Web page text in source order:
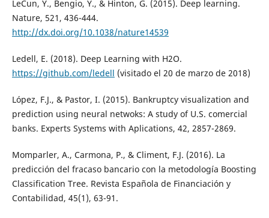
LeCun, Y., Bengio, Y., & Hinton, G. (2015). Deep learning.
Nature, 521, 436-444.
http://dx.doi.org/10.1038/nature14539
Ledell, E. (2018). Deep Learning with H2O.
https://github.com/ledell (visitado el 20 de marzo de 2018)
López, F.J., & Pastor, I. (2015). Bankruptcy visualization and
prediction using neural netwoks: A study of U.S. comercial
banks. Experts Systems with Aplications, 42, 2857-2869.
Momparler, A., Carmona, P., & Climent, F.J. (2016). La
predicción del fracaso bancario con la metodología Boosting
Classification Tree. Revista Española de Financiación y
Contabilidad, 45(1), 63-91.